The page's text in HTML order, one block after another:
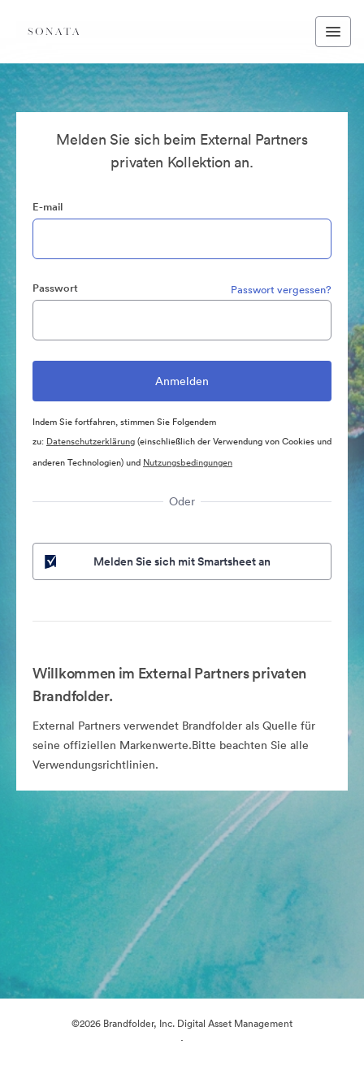
Melden Sie sich beim External Partners
privaten Kollektion an.
E-mail
Passwort Passwort vergessen?
Indem Sie fortfahren, stimmen Sie Folgendem
zu: Datenschutzerklärung(einschließlich der Verwendung von Cookies und
anderen Technologien) und Nutzungsbedingungen
Oder
Melden Sie sich mit Smartsheet an
Willkommen im External Partners privaten
Brandfolder.
External Partners verwendet Brandfolder als Quelle für
seine offiziellen Markenwerte.Bitte beachten Sie alle
Verwendungsrichtlinien.
©2026 Brandfolder, Inc. Digital Asset Management
·